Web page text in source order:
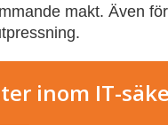
makt. Även
inom IT-